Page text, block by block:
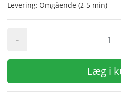
Levering: Omgående (2-5 min)
-
Læg i